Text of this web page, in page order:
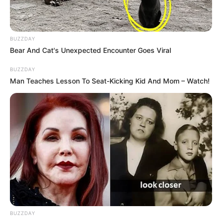
Veja como consultar
disponibilidade de medicamentos
de responsabilidade do município
A população pode navegar facilmente pelos recursos
BUZZDAY
Bear And Cat's Unexpected Encounter Goes Viral
BUZZDAY
Man Teaches Lesson To Seat-Kicking Kid And Mom – Watch!
BUZZDAY